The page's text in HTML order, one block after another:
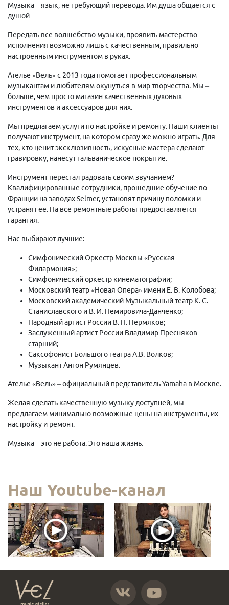
Музыка – язык, не требующий перевода. Им душа общается с
душой…
Передать все волшебство музыки, проявить мастерство
исполнения возможно лишь с качественным, правильно
настроенным инструментом в руках.
Ателье «Вель» с 2013 года помогает профессиональным
музыкантам и любителям окунуться в мир творчества. Мы –
больше, чем просто магазин качественных духовых
инструментов и аксессуаров для них.
Мы предлагаем услуги по настройке и ремонту. Наши клиенты
получают инструмент, на котором сразу же можно играть. Для
тех, кто ценит эксклюзивность, искусные мастера сделают
гравировку, нанесут гальваническое покрытие.
Инструмент перестал радовать своим звучанием?
Квалифицированные сотрудники, прошедшие обучение во
Франции на заводах Selmer, установят причину поломки и
устранят ее. На все ремонтные работы предоставляется
гарантия.
Нас выбирают лучшие:
Симфонический Оркестр Москвы «Русская
Филармония»;
Симфонический оркестр кинематографии;
Московский театр «Новая Опера» имени Е. В. Колобова;
Московский академический Музыкальный театр К. С.
Станиславского и В. И. Немировича-Данченко;
Народный артист России В. Н. Пермяков;
Заслуженный артист России Владимир Пресняков-
старший;
Саксофонист Большого театра А.В. Волков;
Музыкант Антон Румянцев.
Ателье «Вель» – официальный представитель Yamaha в Москве.
Желая сделать качественную музыку доступней, мы
предлагаем минимально возможные цены на инструменты, их
настройку и ремонт.
Музыка – это не работа. Это наша жизнь.
Наш Youtube-канал